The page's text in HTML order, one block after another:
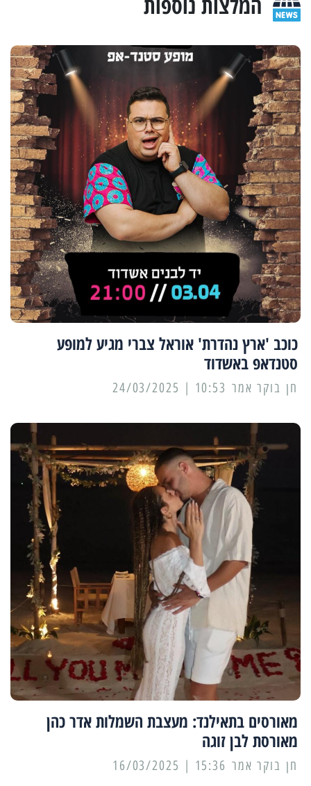
כוכב 'ארץ נהדרת' אוראל צברי מגיע למופע
סטנדאפ באשדוד
10:53 | 24/03/2025
מאורסים בתאילנד: מעצבת השמלות אדר כהן
מאורסת לבן זוגה
15:36 | 16/03/2025